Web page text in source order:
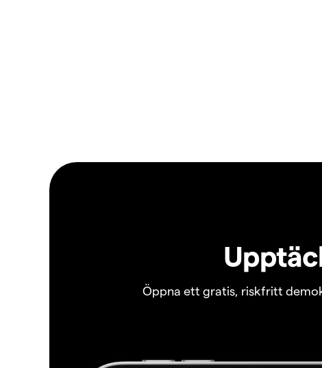
Öppna ett gratis, riskfritt